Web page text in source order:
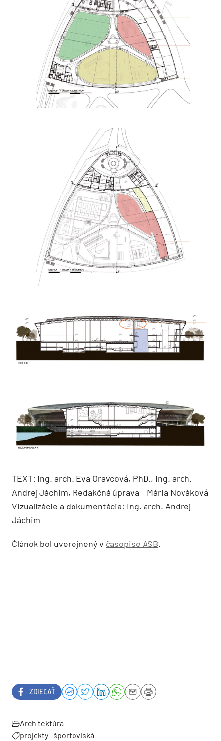
TEXT: Ing. arch. Eva Oravcová, PhD., Ing. arch.
Andrej Jáchim, Redakčná úprava Mária Nováková
Vizualizácie a dokumentácia: Ing. arch. Andrej
Jáchim
Článok bol uverejnený v časopise ASB.
ZDIEĽAŤ
Architektúra
projekty športoviská